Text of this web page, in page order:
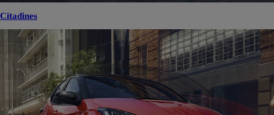
Citadines